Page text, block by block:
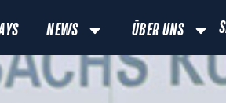
NEWS ÜBER UNS